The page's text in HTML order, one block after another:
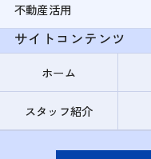
不動産活用
サイトコンテンツ
ホーム
スタッフ紹介